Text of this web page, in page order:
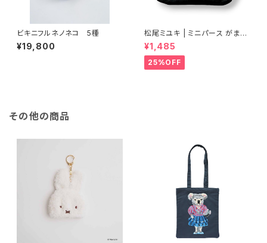
ビキニフルネノネコ 5種
¥19,800
松尾ミユキ | ミニパース がま口
ポーチ ブラック | Mini Purse
black
¥1,485
25%OFF
その他の商品